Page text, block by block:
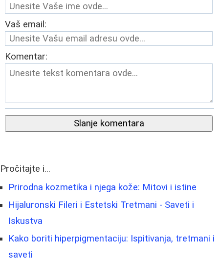
Vaš email:
Komentar:
Slanje komentara
Pročitajte i...
Prirodna kozmetika i njega kože: Mitovi i istine
Hijaluronski Fileri i Estetski Tretmani - Saveti i
Iskustva
Kako boriti hiperpigmentaciju: Ispitivanja, tretmani i
saveti